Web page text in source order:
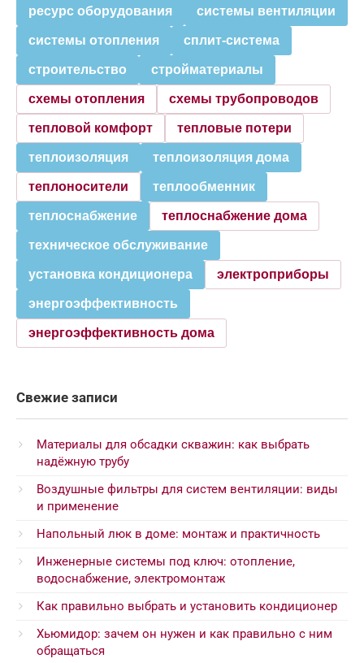
ресурс оборудования системы вентиляции
системы отопления сплит-система
строительство стройматериалы
схемы отопления схемы трубопроводов
тепловой комфорт тепловые потери
теплоизоляция теплоизоляция дома
теплоносители теплообменник
теплоснабжение теплоснабжение дома
техническое обслуживание
установка кондиционера электроприборы
энергоэффективность
энергоэффективность дома
Свежие записи
Материалы для обсадки скважин: как выбрать
надёжную трубу
Воздушные фильтры для систем вентиляции: виды
и применение
Напольный люк в доме: монтаж и практичность
Инженерные системы под ключ: отопление,
водоснабжение, электромонтаж
Как правильно выбрать и установить кондиционер
Хьюмидор: зачем он нужен и как правильно с ним
обращаться